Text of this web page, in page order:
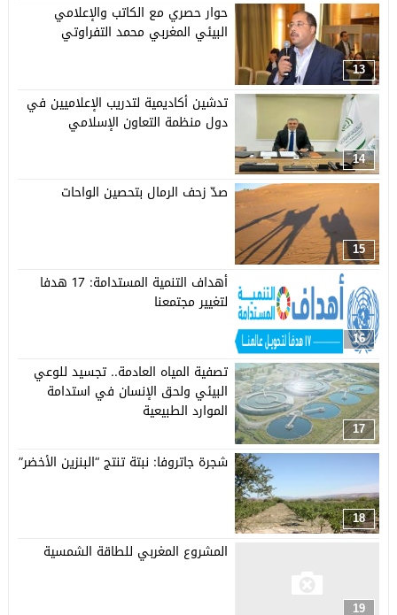
13
حوار حصري مع الكاتب والإعلامي
البيئي المغربي محمد التفراوتي
14
تدشين أكاديمية لتدريب الإعلاميين في
دول منظمة التعاون الإسلامي
15
صدّ زحف الرمال بتحصين الواحات
16
أهداف التنمية المستدامة: 17 هدفا
لتغيير مجتمعنا
17
تصفية المياه العادمة.. تجسيد للوعي
البيئي ولحق الإنسان في استدامة
الموارد الطبيعية
18
شجرة جاتروفا: نبتة تنتج “البنزين الأخضر”
19
المشروع المغربي للطاقة الشمسية